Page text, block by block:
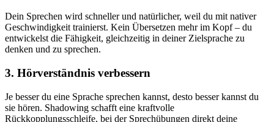
Dein Sprechen wird schneller und natürlicher, weil du mit nativer
Geschwindigkeit trainierst. Kein Übersetzen mehr im Kopf – du
entwickelst die Fähigkeit, gleichzeitig in deiner Zielsprache zu
denken und zu sprechen.
3. Hörverständnis verbessern
Je besser du eine Sprache sprechen kannst, desto besser kannst du
sie hören. Shadowing schafft eine kraftvolle
Rückkopplungsschleife, bei der Sprechübungen direkt deine